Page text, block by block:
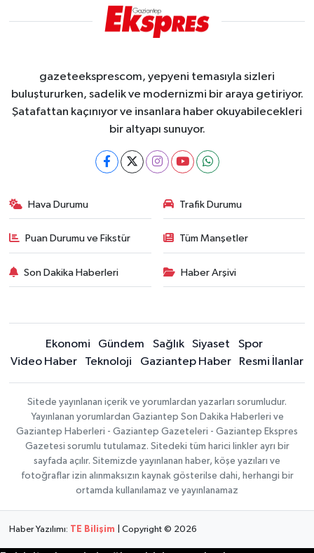
gazeteeksprescom, yepyeni temasıyla sizleri
buluştururken, sadelik ve modernizmi bir araya getiriyor.
Şatafattan kaçınıyor ve insanlara haber okuyabilecekleri
bir altyapı sunuyor.
Hava Durumu Trafik Durumu
Puan Durumu ve Fikstür Tüm Manşetler
Son Dakika Haberleri Haber Arşivi
Ekonomi Gündem Sağlık Siyaset
Spor
Video Haber
Teknoloji Gaziantep Haber Resmi İlanlar
Sitede yayınlanan içerik ve yorumlardan yazarları sorumludur.
Yayınlanan yorumlardan Gaziantep Son Dakika Haberleri ve
Gaziantep Haberleri - Gaziantep Gazeteleri - Gaziantep Ekspres
Gazetesi sorumlu tutulamaz. Sitedeki tüm harici linkler ayrı bir
sayfada açılır. Sitemizde yayınlanan haber, köşe yazıları ve
fotoğraflar izin alınmaksızın kaynak gösterilse dahi, herhangi bir
ortamda kullanılamaz ve yayınlanamaz
Haber Yazılımı: TE Bilişim | Copyright © 2026